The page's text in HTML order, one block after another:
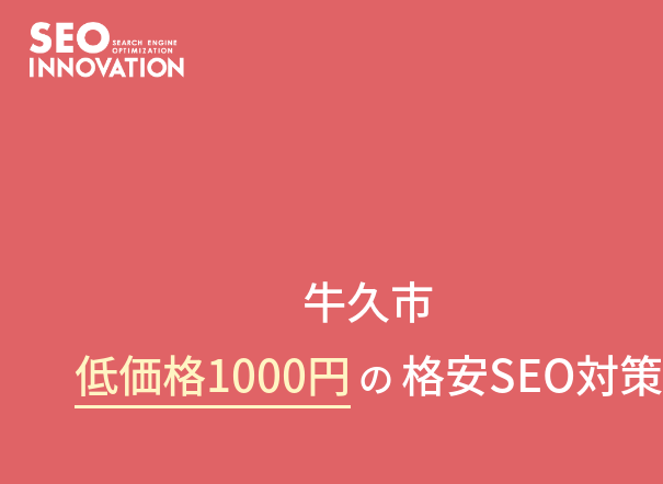
牛久市
低価格1000円 の 格安SEO対策